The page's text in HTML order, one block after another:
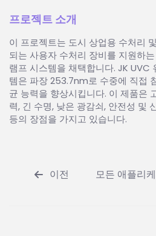
프로젝트 소개
이 프로젝트는 도시 상업용 수처리
되는 사용자 수처리 장비를 지원하
램프 시스템을 채택합니다. JK UVC
템은 파장 253.7nm로 수중에 직접
균 능력을 향상시킵니다. 이 제품은
력, 긴 수명, 낮은 광감쇠, 안전성 및
등의 장점을 가지고 있습니다.
이전 모든 애플리